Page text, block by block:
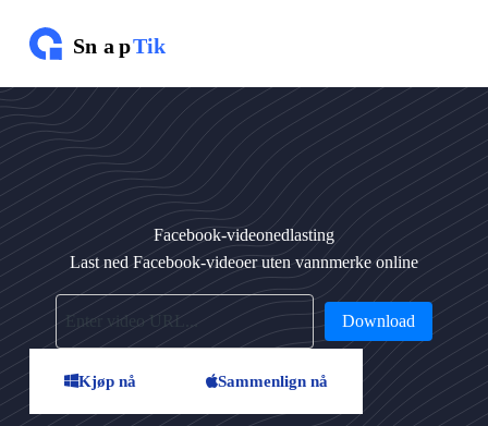
o
t
i
l
n
n
h
o
d
e
t
Facebook-videonedlasting
Last ned Facebook-videoer uten vannmerke online
Download
Kjøp nå Sammenlign nå